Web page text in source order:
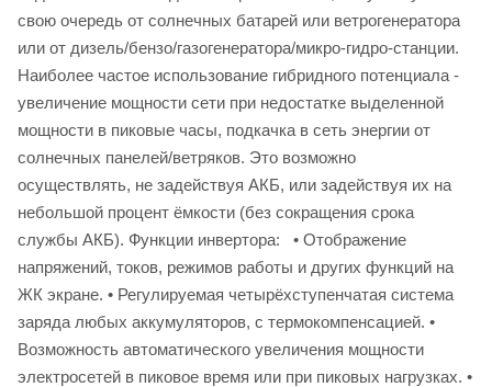
свою очередь от солнечных батарей или ветрогенератора
или от дизель/бензо/газогенератора/микро-гидро-станции.
Наиболее частое использование гибридного потенциала -
увеличение мощности сети при недостатке выделенной
мощности в пиковые часы, подкачка в сеть энергии от
солнечных панелей/ветряков. Это возможно
осуществлять, не задействуя АКБ, или задействуя их на
небольшой процент ёмкости (без сокращения срока
службы АКБ). Функции инвертора: • Отображение
напряжений, токов, режимов работы и других функций на
ЖК экране. • Регулируемая четырёхступенчатая система
заряда любых аккумуляторов, с термокомпенсацией. •
Возможность автоматического увеличения мощности
электросетей в пиковое время или при пиковых нагрузках. •